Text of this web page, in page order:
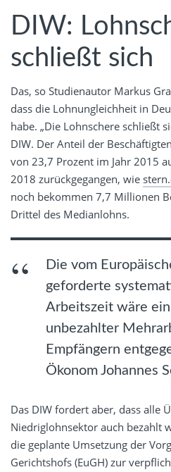
DIW:
schließt sich
Das, so Studienautor Markus
dass die Lohnungleichheit in
habe. „Die Lohnschere schließt
DIW. Der Anteil der
von 23,7 Prozent im Jahr 2015
2018 zurückgegangen, wie
noch bekommen 7,7 Millionen
Drittel des Medianlohns.
Die vom
geforderte
Arbeitszeit wäre
unbezahlter
Empfängern
Ökonom Johannes
Das DIW fordert aber, dass alle
Niedriglohnsektor auch bezahlt
die geplante Umsetzung der
Gerichtshofs (EuGH) zur